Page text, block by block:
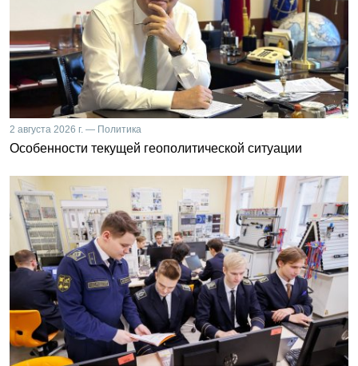
2 августа 2026 г. — Политика
Особенности текущей геополитической ситуации